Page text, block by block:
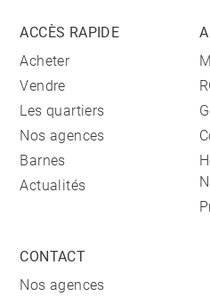
ACCÈS RAPIDE
Acheter
Vendre
Les quartiers
Nos agences
Barnes
Actualités
CONTACT
Nos agences